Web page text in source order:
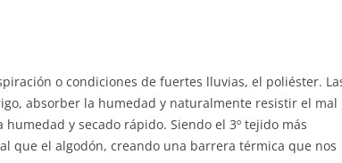
o condiciones de fuertes lluvias, el poliéster.
absorber la humedad y naturalmente resistir el mal
y secado rápido. Siendo el 3º tejido más
que el algodón, creando una barrera térmica que nos